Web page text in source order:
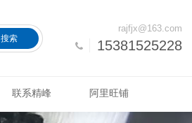
15381525228
rajfjx@163.com
搜索
联系精峰 阿里旺铺